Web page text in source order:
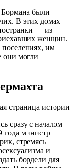
были
В этих домах
— из
женщин.
им
они могли
сразу с началом
года министр
стремясь
и
бордели для